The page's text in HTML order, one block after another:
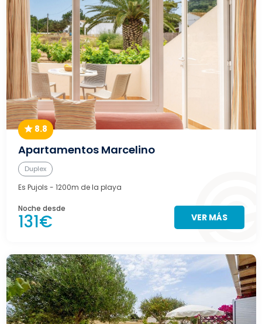
8.8
Apartamentos Marcelino
Duplex
Es Pujols - 1200m de la playa
Noche desde
131€ VER MÁS